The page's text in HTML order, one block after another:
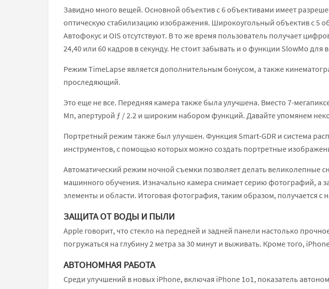
Завидно много вещей. Основной объектив с 6 объективами имеет
оптическую стабилизацию изображения. Широкоугольный объектив с 5
Автофокус и OIS отсутствуют. В то же время пользователь получает
24,40 или 60 кадров в секунду. Не стоит забывать и о функции SlowMo для
Режим TimeLapse является дополнительным бонусом, а также
проследяющий.
Это еще не все. Передняя камера также была улучшена. Вместо 7-
Мп, апертурой ƒ / 2.2 и широким набором функций. Давайте упомянем
Портретный режим также был улучшен. Функция Smart-GDR и система
инструментов, с помощью которых можно создать портретные
Автоматический режим ночной съемки позволяет делать великолепные
машинного обучения. Изначально камера снимает серию фотографий, а
элементы и области. Итоговая фотография, таким образом, получается с
ЗАЩИТА ОТ ВОДЫ И ПЫЛИ
Apple говорит, что стекло на передней и задней панели настолько
погружаться на глубину 2 метра за 30 минут и выживать. Кроме того,
АВТОНОМНАЯ РАБОТА
Среди улучшений в новых iPhone, включая iPhone 1o1, показатель